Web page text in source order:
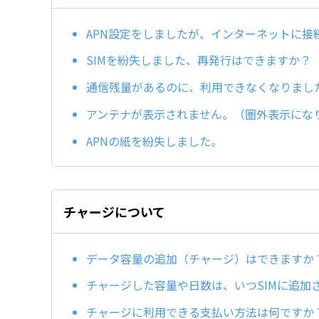
APN設定をしましたが、インターネットに接
SIMを紛失しました、再発行はできますか？
通信残量があるのに、利用できなくなりまし
アンテナが表示されません。（圏外表示にな
APNの紙を紛失しました。
チャージについて
データ容量の追加（チャージ）はできますか
チャージした容量や日数は、いつSIMに追加
チャージに利用できる支払い方法は何ですか